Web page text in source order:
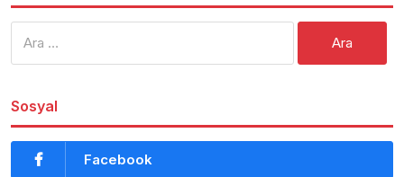
Sosyal
Facebook